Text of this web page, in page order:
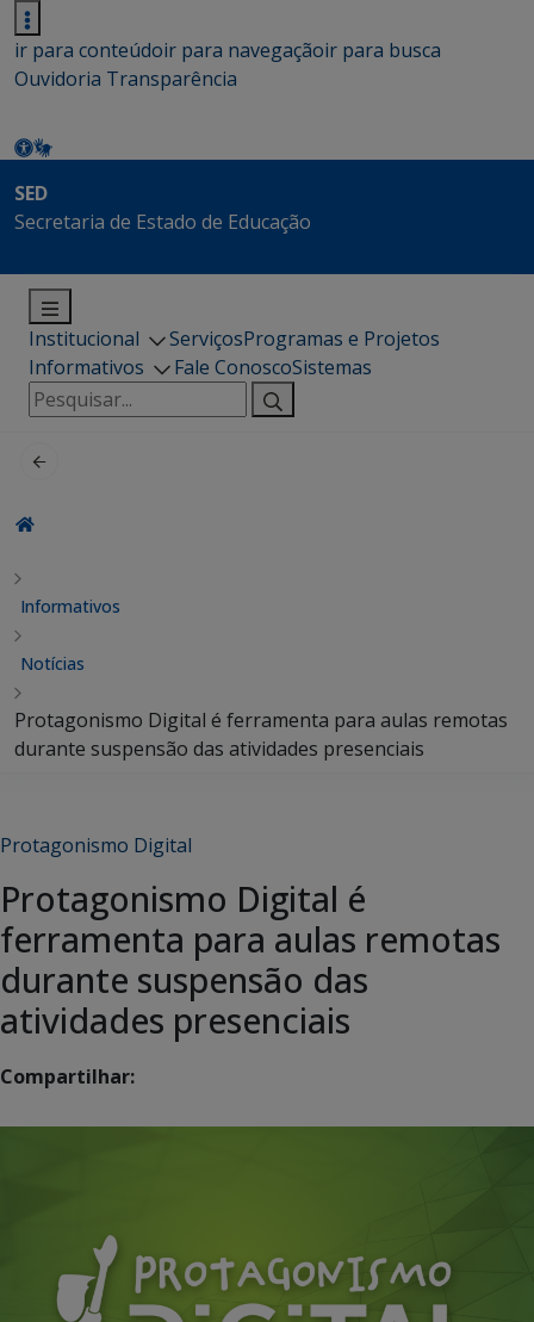
ir para conteúdoir para navegaçãoir para busca
Ouvidoria Transparência
SED
Secretaria de Estado de Educação
Institucional ServiçosProgramas e Projetos
Informativos
Fale ConoscoSistemas
Pesquisar
por:
Informativos
Notícias
Protagonismo Digital é ferramenta para aulas remotas
durante suspensão das atividades presenciais
Protagonismo Digital
Protagonismo Digital é
ferramenta para aulas remotas
durante suspensão das
atividades presenciais
Compartilhar: